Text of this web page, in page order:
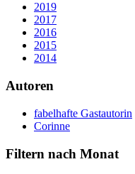
2019
2017
2016
2015
2014
Autoren
fabelhafte Gastautorin
Corinne
Filtern nach Monat